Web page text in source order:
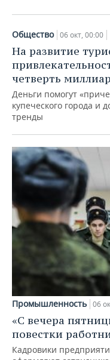
Общество 06 окт, 00:00
На развитие
четверть
Деньги помогут
купеческого города и
тренды
Промышленность 06
«C вечера
повестки
Кадровики